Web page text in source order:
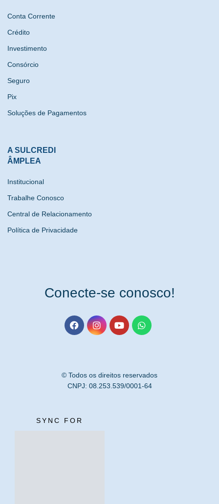
Conta Corrente
Crédito
Investimento
Consórcio
Seguro
Pix
Soluções de Pagamentos
A SULCREDI
ÂMPLEA
Institucional
Trabalhe Conosco
Central de Relacionamento
Política de Privacidade
Conecte-se conosco!
© Todos os direitos reservados
CNPJ: 08.253.539/0001-64
SYNC FOR